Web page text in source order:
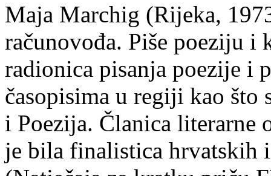
Maja Marchig (Rijeka,
računovođa. Piše poeziju i
radionica pisanja poezije i
časopisima u regiji kao što
i Poezija. Članica literarne
je bila finalistica hrvatskih